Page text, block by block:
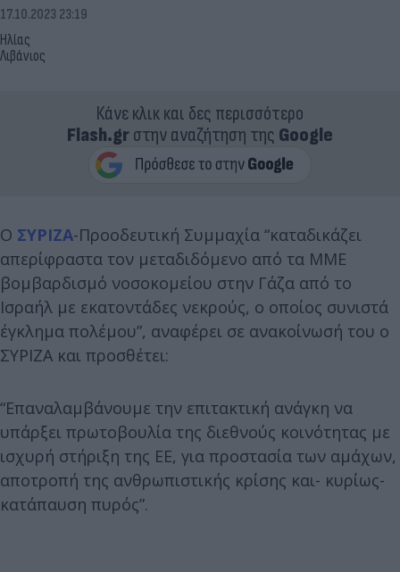
Ηλίας
Λιβάνιος
17.10.2023 23:19
Κάνε κλικ και δες περισσότερο
Flash.grστην αναζήτηση της Google
Ο ΣΥΡΙΖΑ-Προοδευτική Συμμαχία “καταδικάζει
απερίφραστα τον μεταδιδόμενο από τα ΜΜΕ
βομβαρδισμό νοσοκομείου στην Γάζα από το
Ισραήλ με εκατοντάδες νεκρούς, ο οποίος συνιστά
έγκλημα πολέμου”, αναφέρει σε ανακοίνωσή του ο
ΣΥΡΙΖΑ και προσθέτει:
“Επαναλαμβάνουμε την επιτακτική ανάγκη να
υπάρξει πρωτοβουλία της διεθνούς κοινότητας με
ισχυρή στήριξη της ΕΕ, για προστασία των αμάχων,
αποτροπή της ανθρωπιστικής κρίσης και- κυρίως-
κατάπαυση πυρός”.